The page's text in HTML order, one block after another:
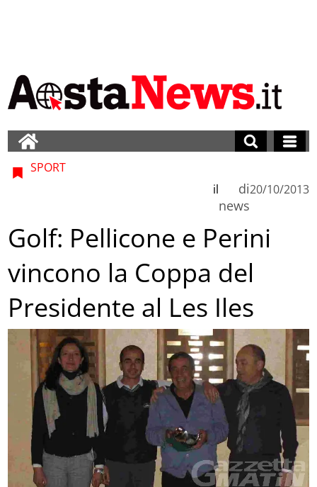
SPORT
di
news
il 20/10/2013
Golf: Pellicone e Perini
vincono la Coppa del
Presidente al Les Iles